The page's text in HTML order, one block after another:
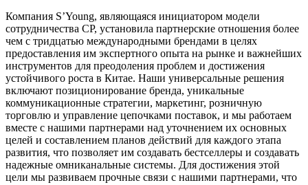
Компания S’Young, являющаяся инициатором модели
сотрудничества CP, установила партнерские отношения более
чем с тридцатью международными брендами в целях
предоставления им экспертного опыта на рынке и важнейших
инструментов для преодоления проблем и достижения
устойчивого роста в Китае. Наши универсальные решения
включают позиционирование бренда, уникальные
коммуникационные стратегии, маркетинг, розничную
торговлю и управление цепочками поставок, и мы работаем
вместе с нашими партнерами над уточнением их основных
целей и составлением планов действий для каждого этапа
развития, что позволяет им создавать бестселлеры и создавать
надежные омниканальные системы. Для достижения этой
цели мы развиваем прочные связи с нашими партнерами, что